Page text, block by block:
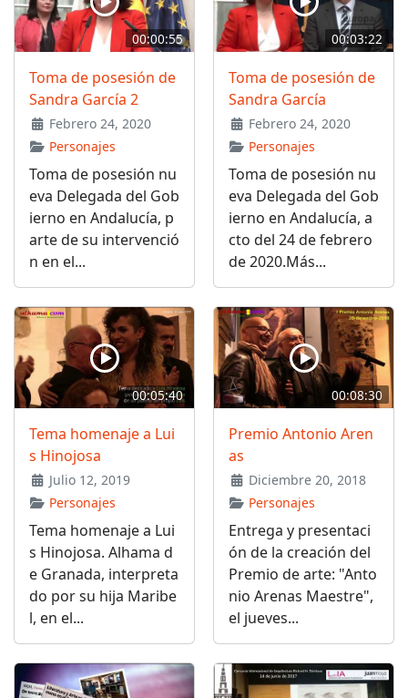
00:00:55
Toma de posesión de
Sandra García 2
Febrero 24, 2020
Personajes
Toma de posesión nu
eva Delegada del Gob
ierno en Andalucía, p
arte de su intervenció
n en el...
00:03:22
Toma de posesión de
Sandra García
Febrero 24, 2020
Personajes
Toma de posesión nu
eva Delegada del Gob
ierno en Andalucía, a
cto del 24 de febrero
de 2020.Más...
00:05:40
Tema homenaje a Lui
s Hinojosa
Julio 12, 2019
Personajes
Tema homenaje a Lui
s Hinojosa. Alhama d
e Granada, interpreta
do por su hija Maribe
l, en el...
00:08:30
Premio Antonio Aren
as
Diciembre 20, 2018
Personajes
Entrega y presentaci
ón de la creación del
Premio de arte: "Anto
nio Arenas Maestre",
el jueves...